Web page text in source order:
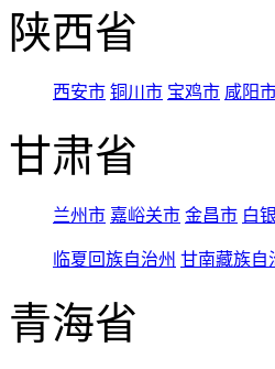
陕西省
西安市 铜川市 宝鸡市 咸阳
甘肃省
兰州市 嘉峪关市 金昌市 白
临夏回族自治州 甘南藏族自
青海省